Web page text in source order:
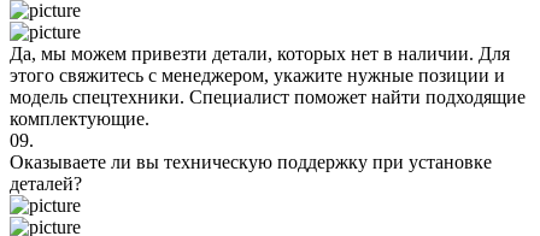
Да, мы можем привезти детали, которых нет в наличии. Для
этого свяжитесь с менеджером, укажите нужные позиции и
модель спецтехники. Специалист поможет найти подходящие
комплектующие.
09.
Оказываете ли вы техническую поддержку при установке
деталей?